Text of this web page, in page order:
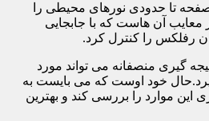
تا حدودی نورهای محیطی را
آن هاست که با جابجایی
رفلکس را کنترل کرد.
گیری منصفانه می تواند مورد
خود اوست که می بایست به
این موارد را بررسی کند و بهترین